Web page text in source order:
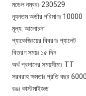
মডেল নম্বরঃ 230529
ন্যূনতম অর্ডার পরিমাণঃ 10000
মূল্য: আলোচনা
প্যাকেজিংয়ের বিবরণঃ প্যালেট
বিতরণ সময়ঃ ১৫ দিন
অর্থ প্রদানের সময়সীমাঃ TT
সরবরাহ ক্ষমতাঃ প্রতি বছর
রঙঃ কাস্টমাইজড